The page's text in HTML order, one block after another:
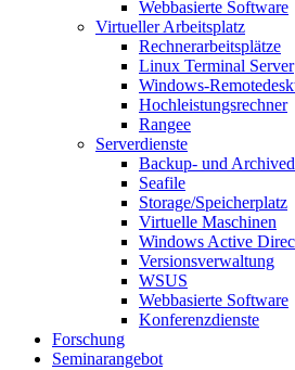
Webbasierte Software
Virtueller Arbeitsplatz
Rechnerarbeitsplätze
Linux Terminal Server
Windows-
Hochleistungsrechner
Rangee
Serverdienste
Backup- und
Seafile
Storage/Speicherplatz
Virtuelle Maschinen
Windows Active
Versionsverwaltung
WSUS
Webbasierte Software
Konferenzdienste
Forschung
Seminarangebot